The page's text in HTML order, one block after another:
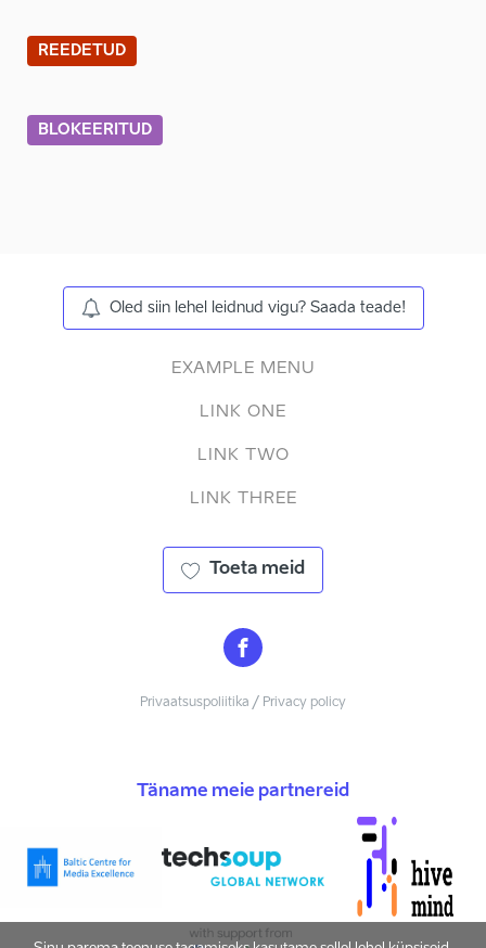
REEDETUD
BLOKEERITUD
Oled siin lehel leidnud vigu? Saada teade!
EXAMPLE MENU
LINK ONE
LINK TWO
LINK THREE
Toeta meid
Privaatsuspoliitika / Privacy policy
Täname meie partnereid